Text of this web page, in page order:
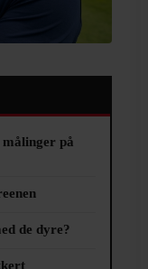
på
de dyre?